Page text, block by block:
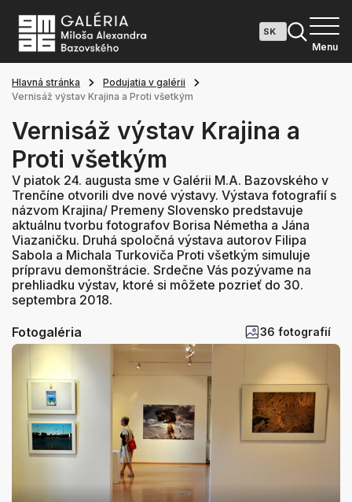
Menu
Hlavná stránka
Podujatia v galérii
Vernisáž výstav Krajina a Proti všetkým
Vernisáž výstav Krajina a
Proti všetkým
V piatok 24. augusta sme v Galérii M.A. Bazovského v
Trenčíne otvorili dve nové výstavy. Výstava fotografií s
názvom Krajina/ Premeny Slovensko predstavuje
aktuálnu tvorbu fotografov Borisa Németha a Jána
Viazaničku. Druhá spoločná výstava autorov Filipa
Sabola a Michala Turkoviča Proti všetkým simuluje
prípravu demonštrácie. Srdečne Vás pozývame na
prehliadku výstav, ktoré si môžete pozrieť do 30.
septembra 2018.
Fotogaléria 36 fotografií